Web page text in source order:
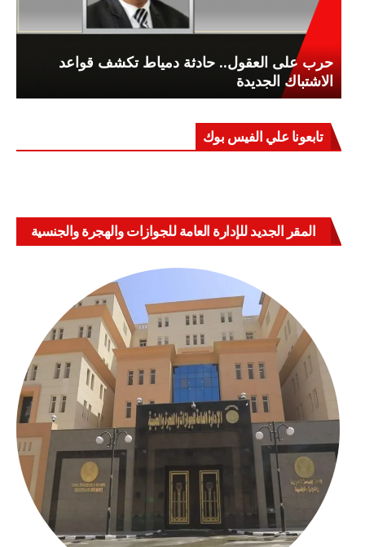
حرب على العقول.. حادثة دمياط تكشف قواعد
الاشتباك الجديدة
تابعونا علي الفيس بوك
المقر الجديد للإدارة العامة للجوازات والهجرة والجنسية